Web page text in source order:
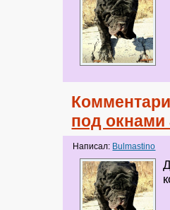
под
Написал: Bulmastino